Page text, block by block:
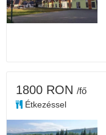
1800 RON /fő
Étkezéssel